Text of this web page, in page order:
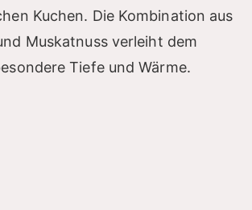
Kuchen. Die Kombination aus
Muskatnuss verleiht dem
Tiefe und Wärme.